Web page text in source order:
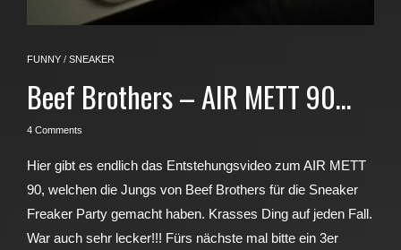
FUNNY / SNEAKER
Beef Brothers – AIR METT 90…
4 Comments
Hier gibt es endlich das Entstehungsvideo zum AIR METT
90, welchen die Jungs von Beef Brothers für die Sneaker
Freaker Party gemacht haben. Krasses Ding auf jeden Fall.
War auch sehr lecker!!! Fürs nächste mal bitte ein 3er